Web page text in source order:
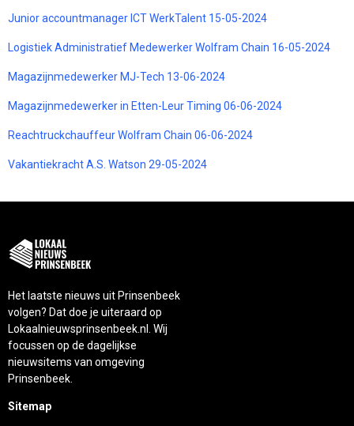
Junior accountmanager ICT WerkTalent 15-05-2024
Logistiek Administratief Medewerker Wolfram Chain 16-05-2024
Magazijnmedewerker MJ-Tech 13-06-2024
Magazijnmedewerker in Etten-Leur Timing 06-06-2024
Reachtruckchauffeur Wolfram Chain 06-06-2024
Vakantiekracht A.S. Watson 29-05-2024
Het laatste nieuws uit Prinsenbeek
volgen? Dat doe je uiteraard op
Lokaalnieuwsprinsenbeek.nl. Wij
focussen op de dagelijkse
nieuwsitems van omgeving
Prinsenbeek.
Sitemap